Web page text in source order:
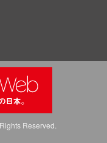
Reserved.